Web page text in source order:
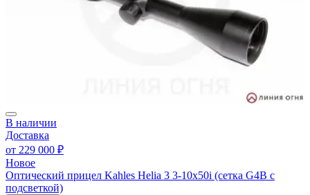
В наличии
Доставка
от 229 000 ₽
Новое
Оптический прицел Kahles Helia 3 3-10x50i (сетка G4B с
подсветкой)